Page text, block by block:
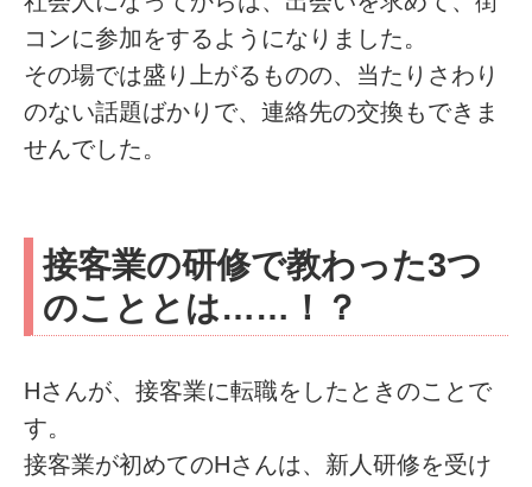
コンに参加をするようになりました。
その場では盛り上がるものの、当たりさわり
のない話題ばかりで、連絡先の交換もできま
せんでした。
接客業の研修で教わった3つ
のこととは……！？
Hさんが、接客業に転職をしたときのことで
す。
接客業が初めてのHさんは、新人研修を受け